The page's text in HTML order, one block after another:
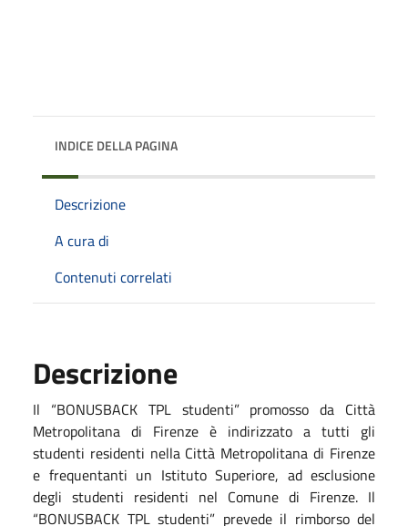
INDICE DELLA PAGINA
Descrizione
A cura di
Contenuti correlati
Descrizione
Il “BONUSBACK TPL studenti” promosso da Città
Metropolitana di Firenze è indirizzato a tutti gli
studenti residenti nella Città Metropolitana di Firenze
e frequentanti un Istituto Superiore, ad esclusione
degli studenti residenti nel Comune di Firenze. Il
“BONUSBACK TPL studenti” prevede il rimborso del